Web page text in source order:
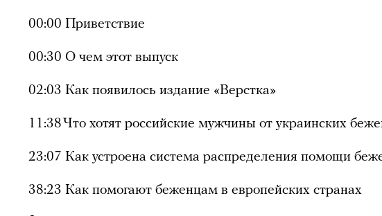
00:00 Приветствие
00:30 О чем этот выпуск
02:03 Как появилось издание «Верстка»
11:38 Что хотят российские мужчины от украинских
23:07 Как устроена система распределения помощи
38:23 Как помогают беженцам в европейских странах